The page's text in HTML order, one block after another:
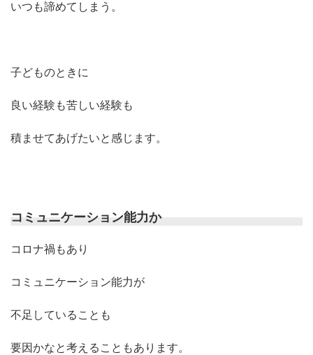
いつも諦めてしまう。
子どものときに
良い経験も苦しい経験も
積ませてあげたいと感じます。
コミュニケーション能力か
コロナ禍もあり
コミュニケーション能力が
不足していることも
要因かなと考えることもあります。